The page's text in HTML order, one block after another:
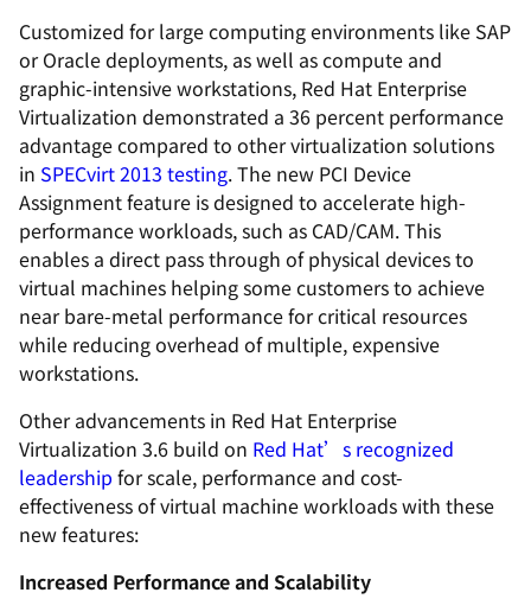
Customized for large computing environments like SAP
or Oracle deployments, as well as compute and
graphic-intensive workstations, Red Hat Enterprise
Virtualization demonstrated a 36 percent performance
advantage compared to other virtualization solutions
in SPECvirt 2013 testing. The new PCI Device
Assignment feature is designed to accelerate high-
performance workloads, such as CAD/CAM. This
enables a direct pass through of physical devices to
virtual machines helping some customers to achieve
near bare-metal performance for critical resources
while reducing overhead of multiple, expensive
workstations.
Other advancements in Red Hat Enterprise
Virtualization 3.6 build on Red Hat’s recognized
leadership for scale, performance and cost-
effectiveness of virtual machine workloads with these
new features:
Increased Performance and Scalability